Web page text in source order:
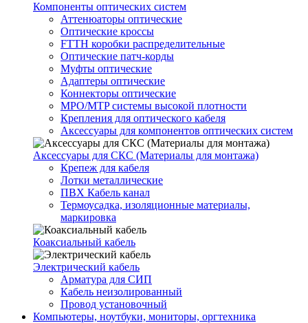
Компоненты оптических систем
Аттенюаторы оптические
Оптические кроссы
FTTH коробки распределительные
Оптические патч-корды
Муфты оптические
Адаптеры оптические
Коннекторы оптические
MPO/MTP системы высокой плотности
Крепления для оптического кабеля
Аксессуары для компонентов оптических систем
Аксессуары для СКС (Материалы для монтажа)
Крепеж для кабеля
Лотки металлические
ПВХ Кабель канал
Термоусадка, изоляционные материалы,
маркировка
Коаксиальный кабель
Электрический кабель
Арматура для СИП
Кабель неизолированный
Провод установочный
Компьютеры, ноутбуки, мониторы, оргтехника